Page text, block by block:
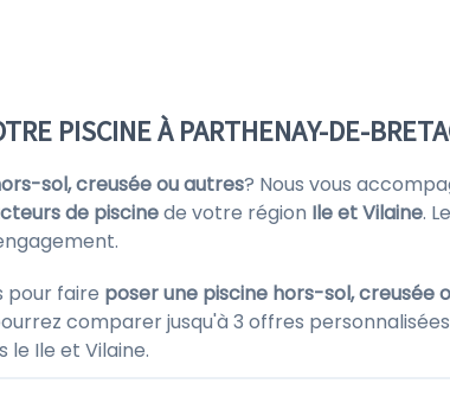
PISCINE À PARTHENAY-DE-
sol, creusée ou autres? Nous vous
de piscinede votre région Ile et Vilaine.
pour faire poser une piscine hors-sol, creusée
comparer jusqu'à 3 offres
le Ile et Vilaine.